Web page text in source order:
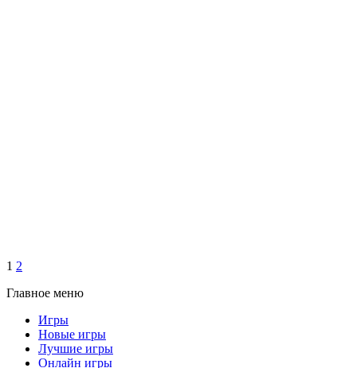
1 2
Главное меню
Игры
Новые игры
Лучшие игры
Онлайн игры